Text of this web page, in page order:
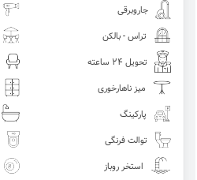
جاروبرقی
تراس - بالکن
تحویل 24 ساعته
میز ناهارخوری
پارکینگ
توالت فرنگی
استخر روباز